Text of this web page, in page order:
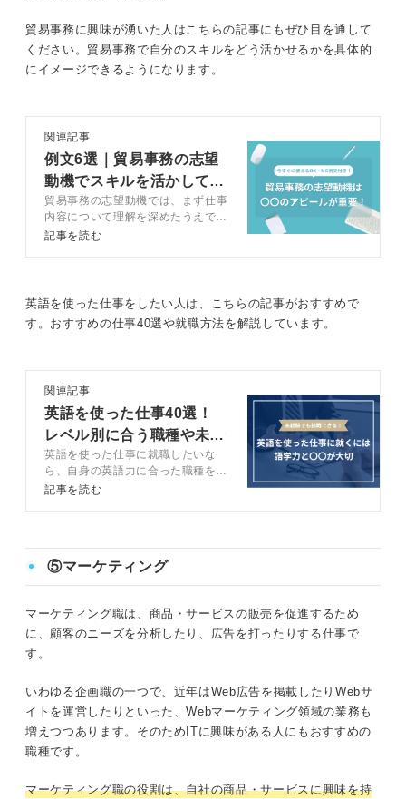
貿易事務に興味が湧いた人はこちらの記事にもぜひ目を通して
ください。貿易事務で自分のスキルをどう活かせるかを具体的
にイメージできるようになります。
関連記事
例文6選｜貿易事務の志望
動機でスキルを活かして熱
意を伝える方法
貿易事務の志望動機では、まず仕事
内容について理解を深めたうえで自
分自身をアピールする必要がありま
志望動機に何を書けばいいかわから
ないと困っている人でも役に立つで
しょう。
記事を読む
英語を使った仕事をしたい人は、こちらの記事がおすすめで
す。おすすめの仕事40選や就職方法を解説しています。
関連記事
英語を使った仕事40選！
レベル別に合う職種や未経
験で就職するコツ
英語を使った仕事に就職したいな
ら、自身の英語力に合った職種を見
つけることが重要です。この記事で
準備方法も解説するので、就活前に
目を通しておきましょう。
記事を読む
⑤マーケティング
マーケティング職は、商品・サービスの販売を促進するため
に、顧客のニーズを分析したり、広告を打ったりする仕事で
す。
いわゆる企画職の一つで、近年はWeb広告を掲載したりWebサ
イトを運営したりといった、Webマーケティング領域の業務も
増えつつあります。そのためITに興味がある人にもおすすめの
職種です。
マーケティング職の役割は、自社の商品・サービスに興味を持